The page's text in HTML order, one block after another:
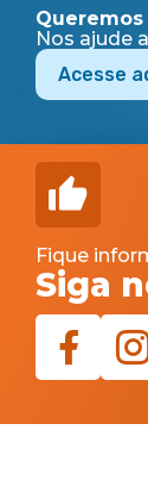
Nos ajude
Acesse
Fique
Siga